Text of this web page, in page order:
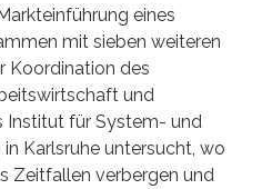
eines
mit sieben weiteren
Koordination des
und
Institut für System- und
Karlsruhe untersucht, wo
Zeitfallen verbergen und